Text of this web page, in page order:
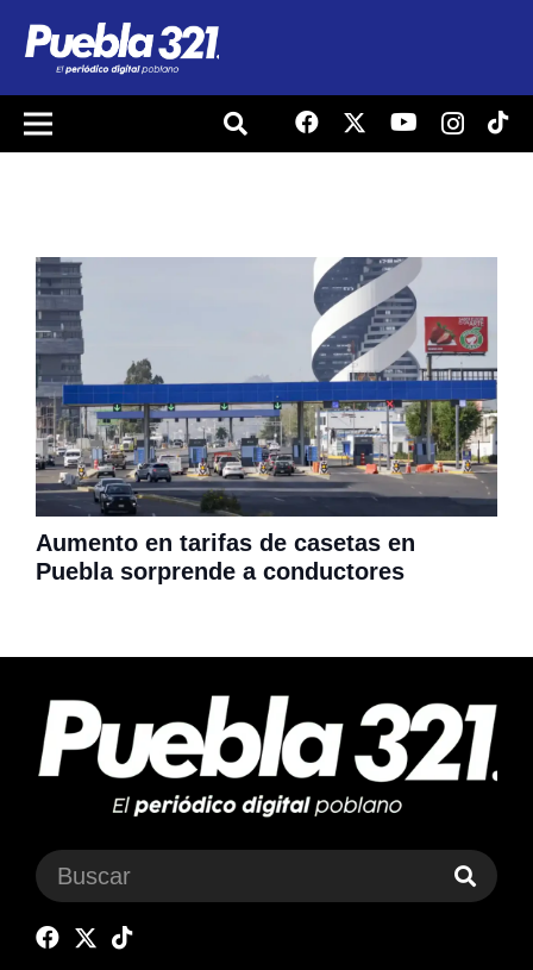
Aumento en tarifas de casetas en
Puebla sorprende a conductores